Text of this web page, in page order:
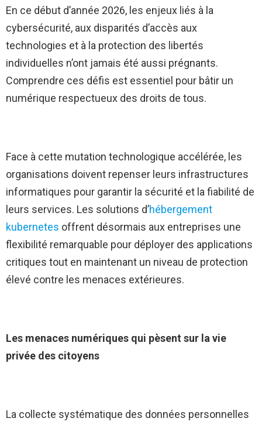
En ce début d’année 2026, les enjeux liés à la
cybersécurité, aux disparités d’accès aux
technologies et à la protection des libertés
individuelles n’ont jamais été aussi prégnants.
Comprendre ces défis est essentiel pour bâtir un
numérique respectueux des droits de tous.
Face à cette mutation technologique accélérée, les
organisations doivent repenser leurs infrastructures
informatiques pour garantir la sécurité et la fiabilité de
leurs services. Les solutions d’hébergement
kubernetes offrent désormais aux entreprises une
flexibilité remarquable pour déployer des applications
critiques tout en maintenant un niveau de protection
élevé contre les menaces extérieures.
Les menaces numériques qui pèsent sur la vie
privée des citoyens
La collecte systématique des données personnelles